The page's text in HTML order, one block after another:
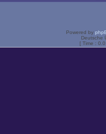
Powered by
Deutsche
[ Time :